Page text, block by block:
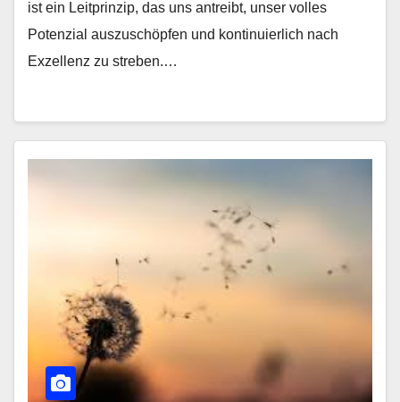
ist ein Leitprinzip, das uns antreibt, unser volles
Potenzial auszuschöpfen und kontinuierlich nach
Exzellenz zu streben.…